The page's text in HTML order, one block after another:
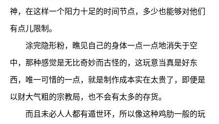
神，在这样一个阳力十足的时间节点，多少也能够对他们
有点儿限制。
涂完隐形粉，瞧见自己的身体一点一点地消失于空
中，那种感觉是无比奇妙而古怪的，这玩意当真是好东
西，唯一可惜的一点，就是制作成本实在太贵了，即便是
以财大气粗的宗教局，也不会有太多的存货。
而且未必人人都有遁世环，所以像这种鸡肋一般的玩